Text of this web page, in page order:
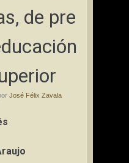
de pre
José Félix Zavala